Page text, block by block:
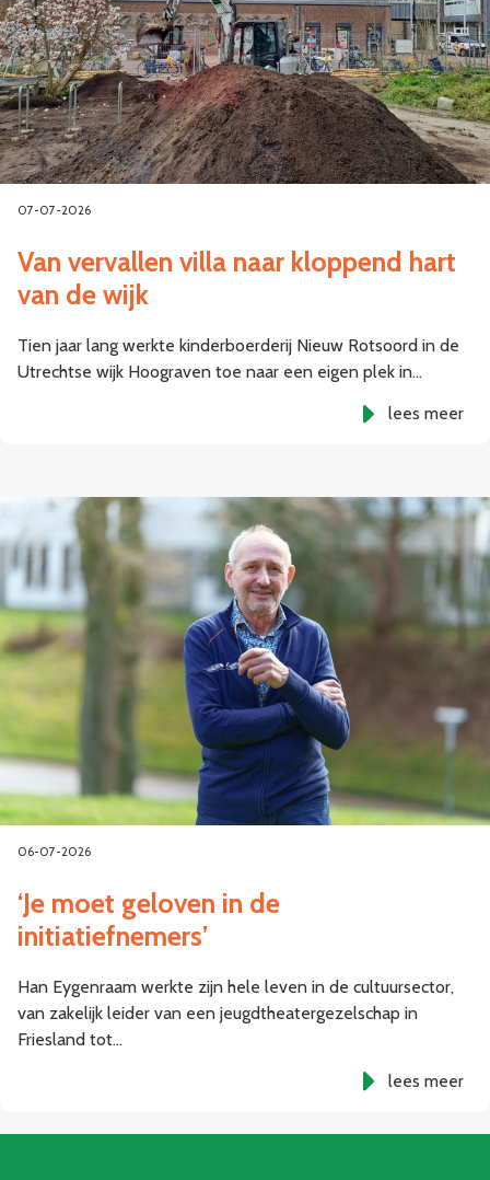
07-07-2026
Van vervallen villa naar kloppend hart
van de wijk
Tien jaar lang werkte kinderboerderij Nieuw Rotsoord in de
Utrechtse wijk Hoograven toe naar een eigen plek in…
lees meer
06-07-2026
‘Je moet geloven in de
initiatiefnemers’
Han Eygenraam werkte zijn hele leven in de cultuursector,
van zakelijk leider van een jeugdtheatergezelschap in
Friesland tot…
lees meer